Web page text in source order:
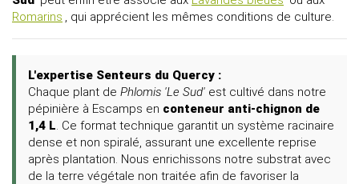
Romarins , qui apprécient les mêmes conditions de culture.
L'expertise Senteurs du Quercy :
Chaque plant de Phlomis 'Le Sud' est cultivé dans notre
pépinière à Escamps en conteneur anti-chignon de
1,4 L. Ce format technique garantit un système racinaire
dense et non spiralé, assurant une excellente reprise
après plantation. Nous enrichissons notre substrat avec
de la terre végétale non traitée afin de favoriser la